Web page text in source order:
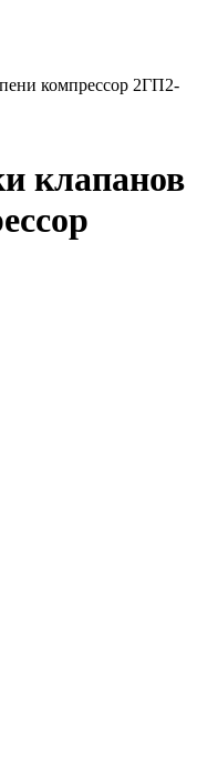
компрессор 2ГП2-
клапанов